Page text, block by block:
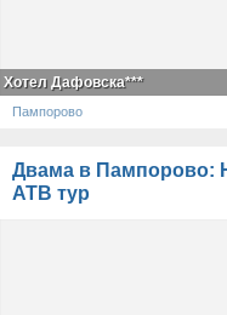
Хотел Дафовска***
Пампорово
Двама в Пампорово:
АТВ тур